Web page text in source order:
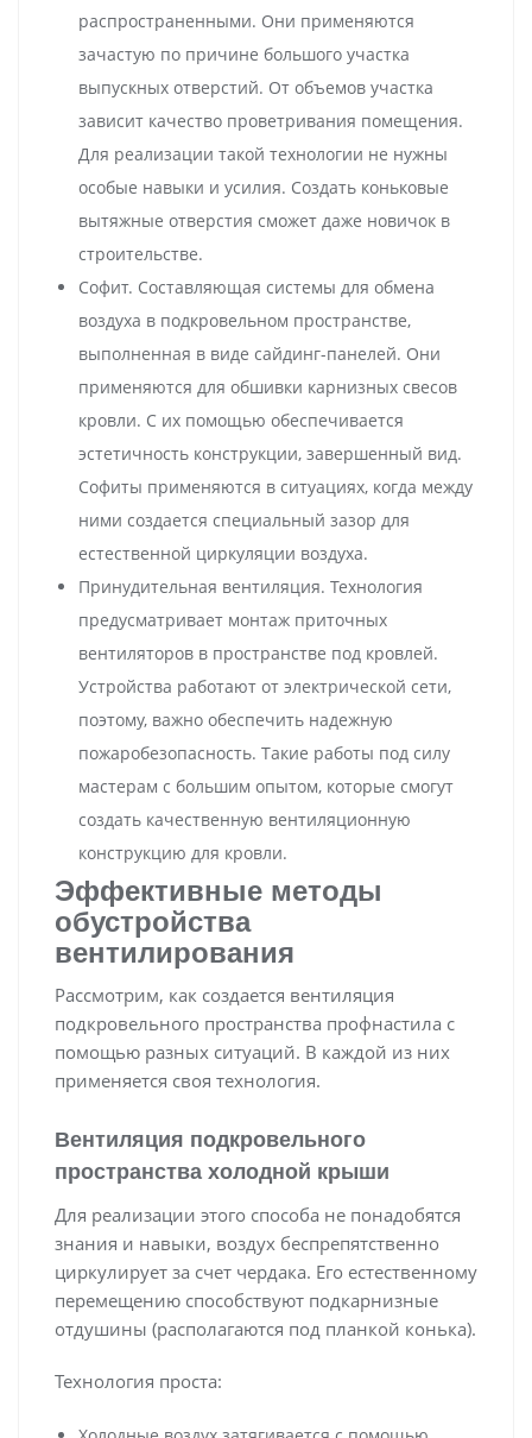
распространенными. Они применяются
зачастую по причине большого участка
выпускных отверстий. От объемов участка
зависит качество проветривания помещения.
Для реализации такой технологии не нужны
особые навыки и усилия. Создать коньковые
вытяжные отверстия сможет даже новичок в
строительстве.
Софит. Составляющая системы для обмена
воздуха в подкровельном пространстве,
выполненная в виде сайдинг-панелей. Они
применяются для обшивки карнизных свесов
кровли. С их помощью обеспечивается
эстетичность конструкции, завершенный вид.
Софиты применяются в ситуациях, когда между
ними создается специальный зазор для
естественной циркуляции воздуха.
Принудительная вентиляция. Технология
предусматривает монтаж приточных
вентиляторов в пространстве под кровлей.
Устройства работают от электрической сети,
поэтому, важно обеспечить надежную
пожаробезопасность. Такие работы под силу
мастерам с большим опытом, которые смогут
создать качественную вентиляционную
конструкцию для кровли.
Эффективные методы
обустройства
вентилирования
Рассмотрим, как создается вентиляция
подкровельного пространства профнастила с
помощью разных ситуаций. В каждой из них
применяется своя технология.
Вентиляция подкровельного
пространства холодной крыши
Для реализации этого способа не понадобятся
знания и навыки, воздух беспрепятственно
циркулирует за счет чердака. Его естественному
перемещению способствуют подкарнизные
отдушины (располагаются под планкой конька).
Технология проста: